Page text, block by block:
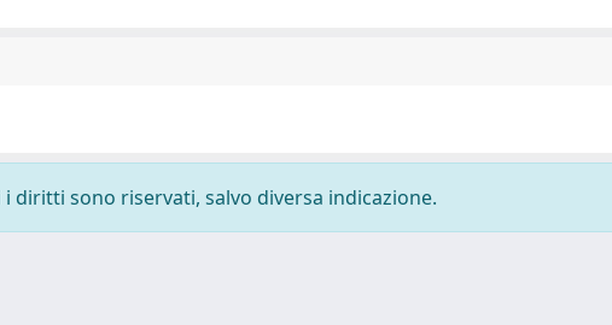
sono riservati, salvo diversa indicazione.